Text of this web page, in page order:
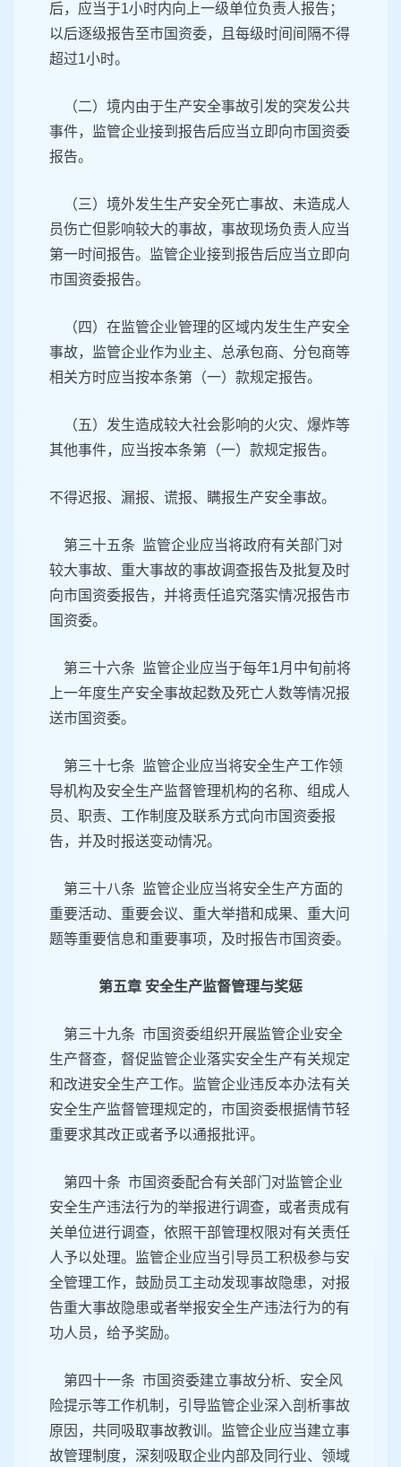
后，应当于1小时内向上一级单位负责人报告；
以后逐级报告至市国资委，且每级时间间隔不得
超过1小时。
（二）境内由于生产安全事故引发的突发公共
事件，监管企业接到报告后应当立即向市国资委
报告。
（三）境外发生生产安全死亡事故、未造成人
员伤亡但影响较大的事故，事故现场负责人应当
第一时间报告。监管企业接到报告后应当立即向
市国资委报告。
（四）在监管企业管理的区域内发生生产安全
事故，监管企业作为业主、总承包商、分包商等
相关方时应当按本条第（一）款规定报告。
（五）发生造成较大社会影响的火灾、爆炸等
其他事件，应当按本条第（一）款规定报告。
不得迟报、漏报、谎报、瞒报生产安全事故。
第三十五条 监管企业应当将政府有关部门对
较大事故、重大事故的事故调查报告及批复及时
向市国资委报告，并将责任追究落实情况报告市
国资委。
第三十六条 监管企业应当于每年1月中旬前将
上一年度生产安全事故起数及死亡人数等情况报
送市国资委。
第三十七条 监管企业应当将安全生产工作领
导机构及安全生产监督管理机构的名称、组成人
员、职责、工作制度及联系方式向市国资委报
告，并及时报送变动情况。
第三十八条 监管企业应当将安全生产方面的
重要活动、重要会议、重大举措和成果、重大问
题等重要信息和重要事项，及时报告市国资委。
第五章 安全生产监督管理与奖惩
第三十九条 市国资委组织开展监管企业安全
生产督查，督促监管企业落实安全生产有关规定
和改进安全生产工作。监管企业违反本办法有关
安全生产监督管理规定的，市国资委根据情节轻
重要求其改正或者予以通报批评。
第四十条 市国资委配合有关部门对监管企业
安全生产违法行为的举报进行调查，或者责成有
关单位进行调查，依照干部管理权限对有关责任
人予以处理。监管企业应当引导员工积极参与安
全管理工作，鼓励员工主动发现事故隐患，对报
告重大事故隐患或者举报安全生产违法行为的有
功人员，给予奖励。
第四十一条 市国资委建立事故分析、安全风
险提示等工作机制，引导监管企业深入剖析事故
原因，共同吸取事故教训。监管企业应当建立事
故管理制度，深刻吸取企业内部及同行业、领域